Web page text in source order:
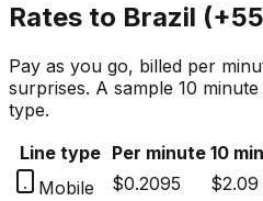
Rates to Brazil (+55
Pay as you go, billed per
surprises. A sample 10
type.
Line type Per minute 10
Mobile
$0.2095
$2.09